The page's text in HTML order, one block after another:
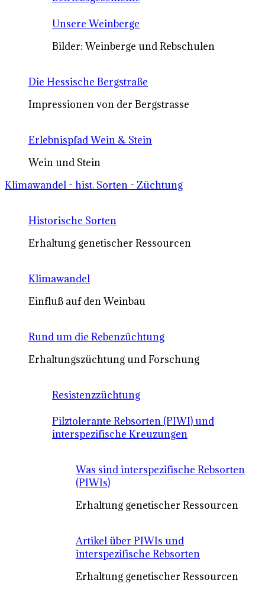
Unsere Weinberge
Bilder: Weinberge und Rebschulen
Die Hessische Bergstraße
Impressionen von der Bergstrasse
Erlebnispfad Wein & Stein
Wein und Stein
Klimawandel - hist. Sorten - Züchtung
Historische Sorten
Erhaltung genetischer Ressourcen
Klimawandel
Einfluß auf den Weinbau
Rund um die Rebenzüchtung
Erhaltungszüchtung und Forschung
Resistenzzüchtung
Pilztolerante Rebsorten (PIWI) und
interspezifische Kreuzungen
Was sind interspezifische Rebsorten
(PIWIs)
Erhaltung genetischer Ressourcen
Artikel über PIWIs und
interspezifische Rebsorten
Erhaltung genetischer Ressourcen